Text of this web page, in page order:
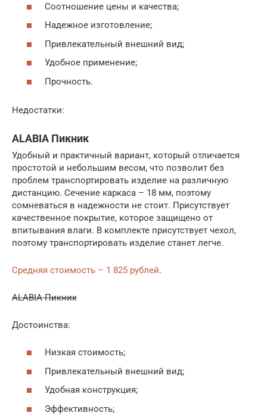
Соотношение цены и качества;
Надежное изготовление;
Привлекательный внешний вид;
Удобное применение;
Прочность.
Недостатки:
ALABIA Пикник
Удобный и практичный вариант, который отличается
простотой и небольшим весом, что позволит без
проблем транспортировать изделие на различную
дистанцию. Сечение каркаса – 18 мм, поэтому
сомневаться в надежности не стоит. Присутствует
качественное покрытие, которое защищено от
впитывания влаги. В комплекте присутствует чехол,
поэтому транспортировать изделие станет легче.
Средняя стоимость – 1 825 рублей.
ALABIA Пикник
Достоинства:
Низкая стоимость;
Привлекательный внешний вид;
Удобная конструкция;
Эффективность;